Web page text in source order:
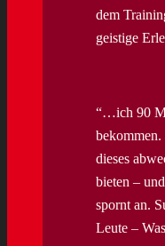
dem
geistige
…ich 90
dieses
bieten –
spornt an.
Leute –